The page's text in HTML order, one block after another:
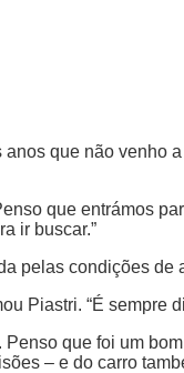
que não
que entrámos
ir buscar.”
pelas condições
Piastri. “É
que foi um
– e do carro